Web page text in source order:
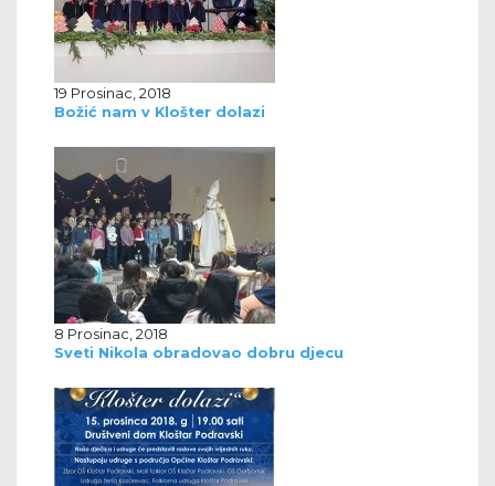
19 Prosinac, 2018
Božić nam v Klošter dolazi
8 Prosinac, 2018
Sveti Nikola obradovao dobru djecu